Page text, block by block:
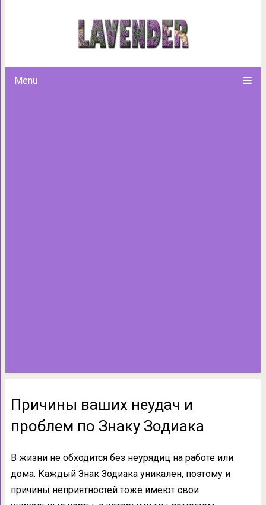
Menu
Причины ваших неудач и
Причины ваших неудач и
проблем по Знаку Зодиака
В жизни не обходится без неурядиц на работе или
дома. Каждый Знак Зодиака уникален, поэтому и
причины неприятностей тоже имеют свои